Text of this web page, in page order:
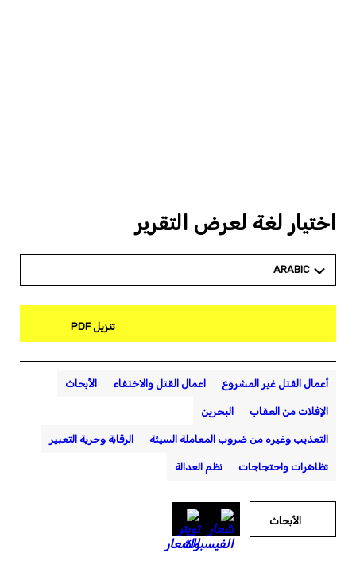
اختيار لغة لعرض التقرير
ARABIC
تنزيل PDF
أعمال القتل غير المشروع اعمال القتل والاختفاء الأبحاث
الإفلات من العقاب البحرين
التعذيب وغيره من ضروب المعاملة السيئة الرقابة وحرية التعبير
تظاهرات واحتجاجات نظم العدالة
الأبحاث